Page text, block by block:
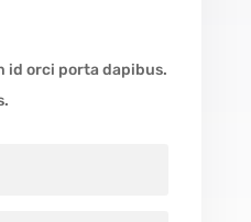
id orci porta dapibus.